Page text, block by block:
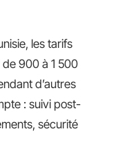
les tarifs
900 à 1 500
d’autres
: suivi post-
sécurité